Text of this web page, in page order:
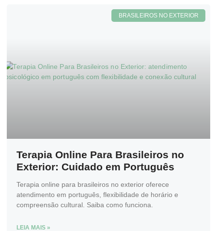
BRASILEIROS NO EXTERIOR
Terapia Online Para Brasileiros no
Exterior: Cuidado em Português
Terapia online para brasileiros no exterior oferece
atendimento em português, flexibilidade de horário e
compreensão cultural. Saiba como funciona.
LEIA MAIS »